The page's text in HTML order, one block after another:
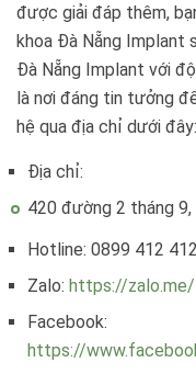
được giải đáp thêm,
khoa Đà Nẵng Implant
Đà Nẵng Implant với
là nơi đáng tin tưởng
hệ qua địa chỉ dưới đây:
Địa chỉ:
420 đường 2 tháng 9,
Hotline: 0899 412 412
Zalo: https://
Facebook:
https://